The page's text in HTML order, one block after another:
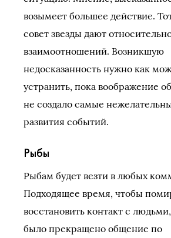
возымеет большее действие.
совет звезды дают
взаимоотношений. Возникшую
недосказанность нужно как
устранить, пока воображение
не создало самые
развития событий.
Рыбы
Рыбам будет везти в любых
Подходящее время, чтобы
восстановить контакт с
было прекращено общение по